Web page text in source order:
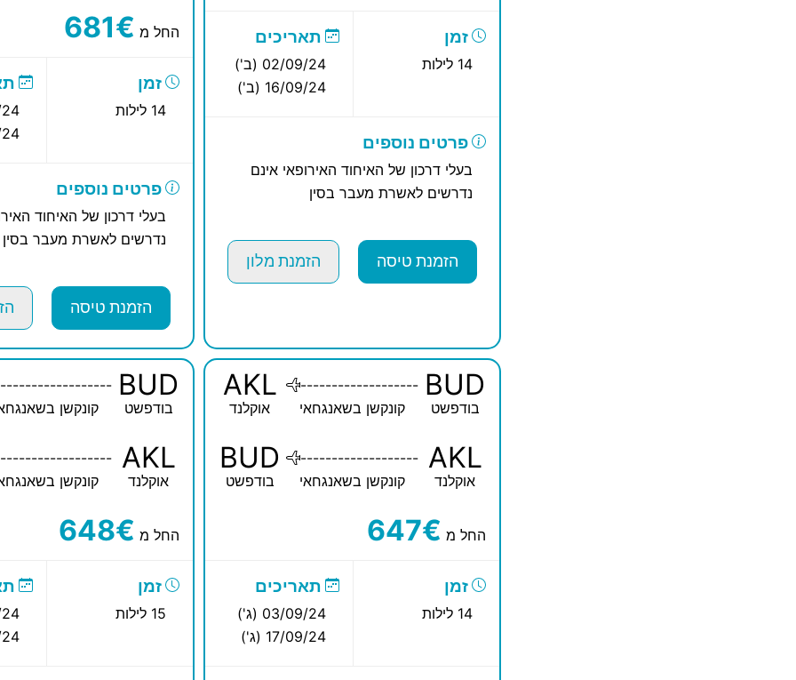
זמן
14 לילות
תאריכים
02/09/24 (ב')
16/09/24 (ב')
פרטים נוספים
בעלי דרכון של האיחוד האירופאי אינם
נדרשים לאשרת מעבר בסין
הזמנת טיסה הזמנת מלון
החל מ 681€
זמן
14 לילות
17/
01/
פרטים נוספים
בעלי דרכון של האיחוד
נדרשים לאשרת מעבר בסין
הזמנת טיסה
BUD
בודפשט
-------------------
קונקשן בשאנגחאי
AKL
אוקלנד
AKL
אוקלנד
-------------------
קונקשן בשאנגחאי
BUD
בודפשט
החל מ 647€
זמן
14 לילות
תאריכים
03/09/24 (ג')
17/09/24 (ג')
BUD
בודפשט
קונקשן
AKL
אוקלנד
קונקשן
החל מ 648€
זמן
15 לילות
05/
20/